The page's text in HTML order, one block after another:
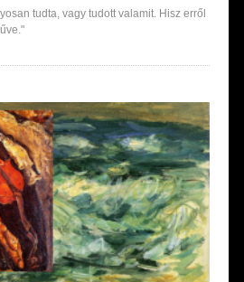
tudta, vagy tudott valamit. Hisz erről